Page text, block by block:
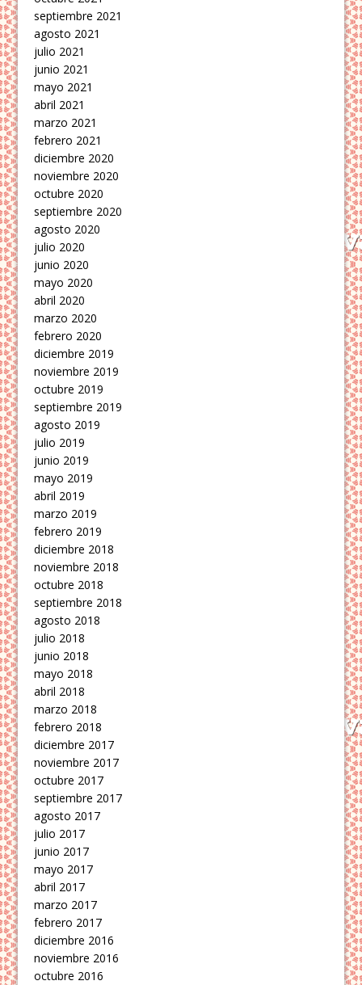
septiembre 2021
agosto 2021
julio 2021
junio 2021
mayo 2021
abril 2021
marzo 2021
febrero 2021
diciembre 2020
noviembre 2020
octubre 2020
septiembre 2020
agosto 2020
julio 2020
junio 2020
mayo 2020
abril 2020
marzo 2020
febrero 2020
diciembre 2019
noviembre 2019
octubre 2019
septiembre 2019
agosto 2019
julio 2019
junio 2019
mayo 2019
abril 2019
marzo 2019
febrero 2019
diciembre 2018
noviembre 2018
octubre 2018
septiembre 2018
agosto 2018
julio 2018
junio 2018
mayo 2018
abril 2018
marzo 2018
febrero 2018
diciembre 2017
noviembre 2017
octubre 2017
septiembre 2017
agosto 2017
julio 2017
junio 2017
mayo 2017
abril 2017
marzo 2017
febrero 2017
diciembre 2016
noviembre 2016
octubre 2016